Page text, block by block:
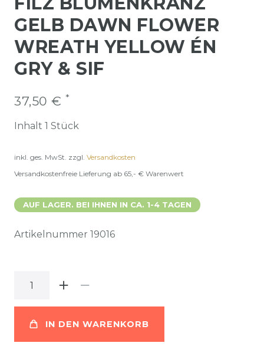
GELB DAWN FLOWER
WREATH YELLOW ÉN
GRY & SIF
37,50 € *
Inhalt 1 Stück
inkl. ges. MwSt. zzgl. Versandkosten
Versandkostenfreie Lieferung ab 65,- € Warenwert
AUF LAGER. BEI IHNEN IN CA. 1-4 TAGEN
Artikelnummer 19016
IN DEN WARENKORB